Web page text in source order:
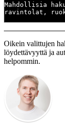
Mahdollisia
ravintolat,
Oikein valittujen
löydettävyyttä ja
helpommin.